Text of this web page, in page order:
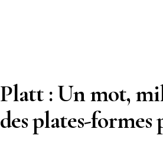
Platt : Un mot,
des plates-formes